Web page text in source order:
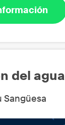
del agua
Sangüesa